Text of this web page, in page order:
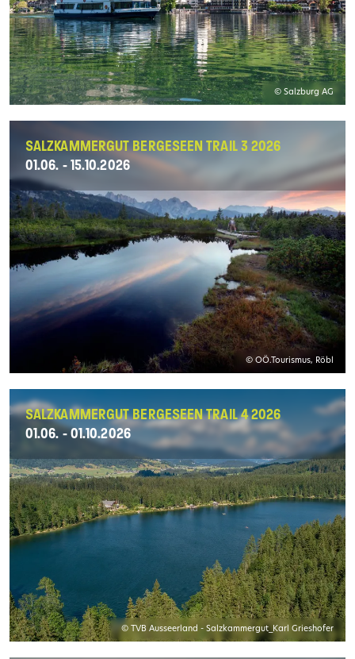
© Salzburg AG
SALZKAMMERGUT BERGESEEN TRAIL 3 2026
01.06. - 15.10.2026
© OÖ.Tourismus, Röbl
SALZKAMMERGUT BERGESEEN TRAIL 4 2026
01.06. - 01.10.2026
© TVB Ausseerland - Salzkammergut_Karl Grieshofer